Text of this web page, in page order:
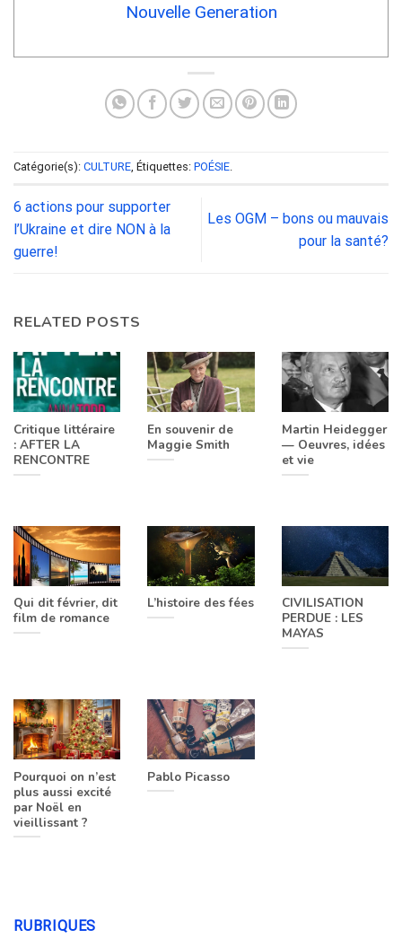
Nouvelle Generation
Catégorie(s): CULTURE, Étiquettes: POÉSIE.
6 actions pour supporter
l’Ukraine et dire NON à la
guerre!
Les OGM – bons ou mauvais
pour la santé?
RELATED POSTS
Critique littéraire
: AFTER LA
RENCONTRE
En souvenir de
Maggie Smith
Martin Heidegger
— Oeuvres, idées
et vie
Qui dit février, dit
film de romance
L’histoire des fées
CIVILISATION
PERDUE : LES
MAYAS
Pourquoi on n’est
plus aussi excité
par Noël en
vieillissant ?
Pablo Picasso
RUBRIQUES